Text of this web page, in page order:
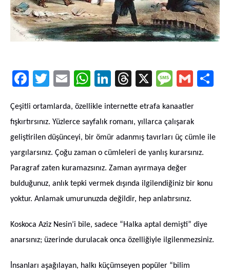
FacebookTwitterEmail WhatsAppLinkedInThreads
X Message
Gmail
Çeşitli ortamlarda, özellikle internette etrafa kanaatler
fışkırtırsınız. Yüzlerce sayfalık romanı, yıllarca çalışarak
geliştirilen düşünceyi, bir ömür adanmış tavırları üç cümle ile
yargılarsınız. Çoğu zaman o cümleleri de yanlış kurarsınız.
Paragraf zaten kuramazsınız. Zaman ayırmaya değer
bulduğunuz, anlık tepki vermek dışında ilgilendiğiniz bir konu
yoktur. Anlamak umurunuzda değildir, hep anlatırsınız.
Koskoca Aziz Nesin’i bile, sadece “Halka aptal demişti” diye
anarsınız; üzerinde durulacak onca özelliğiyle ilgilenmezsiniz.
İnsanları aşağılayan, halkı küçümseyen popüler “bilim